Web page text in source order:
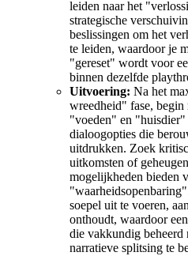
leiden naar het
strategische
beslissingen om het
te leiden, waardoor je
"gereset" wordt voor
binnen dezelfde
Uitvoering: Na het
wreedheid" fase, begin
"voeden" en "huisdier"
dialoogopties die
uitdrukken. Zoek
uitkomsten of
mogelijkheden bieden
soepel uit te voeren,
onthoudt, waardoor
die vakkundig beheerd
narratieve splitsing te